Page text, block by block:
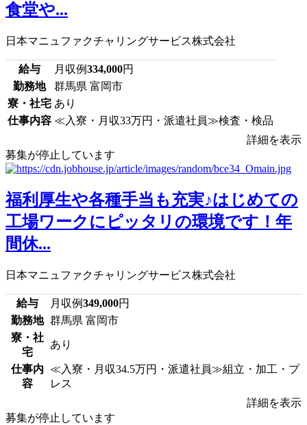
食堂や...
日本マニュファクチャリングサービス株式会社
給与 月収例334,000円
勤務地
群馬県 富岡市
寮・社宅 あり
仕事内容 ≪入寮・月収33万円・派遣社員≫検査・検品
詳細を表示
募集が停止しています
福利厚生や各種手当も充実♪はじめての
工場ワークにピッタリの環境です！年
間休...
日本マニュファクチャリングサービス株式会社
給与 月収例349,000円
勤務地 群馬県 富岡市
寮・社
宅
あり
仕事内
容
≪入寮・月収34.5万円・派遣社員≫組立・加工・プ
レス
詳細を表示
募集が停止しています